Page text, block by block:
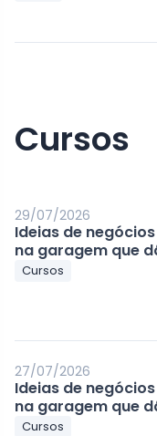
Cursos
29/07/2026
Ideias de
na garagem que
Cursos
27/07/2026
Ideias de
na garagem que
Cursos